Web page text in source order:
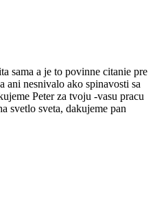
sama a je to povinne citanie pre
nesnivalo ako spinavosti sa
Peter za tvoju -vasu pracu
svetlo sveta, dakujeme pan